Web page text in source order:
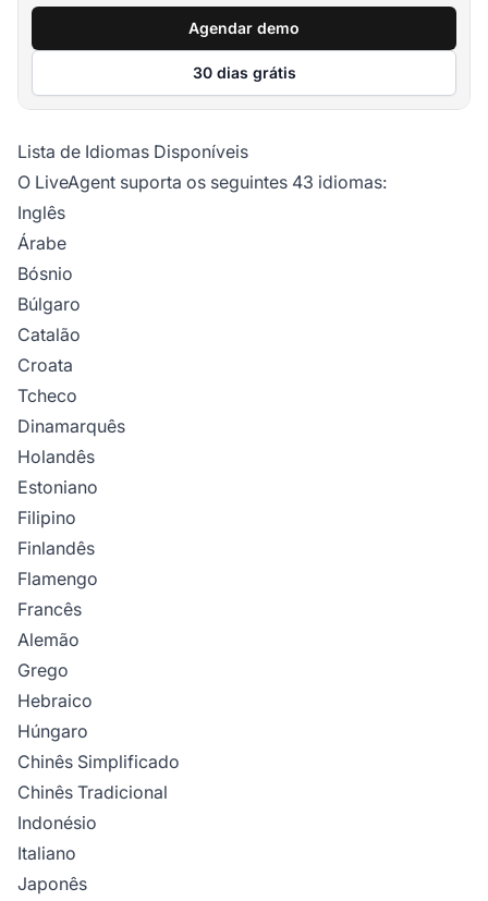
Agendar demo
30 dias grátis
Lista de Idiomas Disponíveis
O LiveAgent suporta os seguintes 43 idiomas:
Inglês
Árabe
Bósnio
Búlgaro
Catalão
Croata
Tcheco
Dinamarquês
Holandês
Estoniano
Filipino
Finlandês
Flamengo
Francês
Alemão
Grego
Hebraico
Húngaro
Chinês Simplificado
Chinês Tradicional
Indonésio
Italiano
Japonês